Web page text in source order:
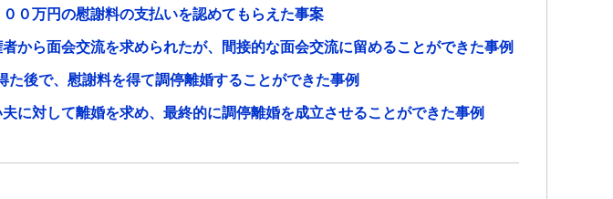
０万円の慰謝料の支払いを認めてもらえた事案
から面会交流を求められたが、間接的な面会交流に留めることができた事例
た後で、慰謝料を得て調停離婚することができた事例
に対して離婚を求め、最終的に調停離婚を成立させることができた事例